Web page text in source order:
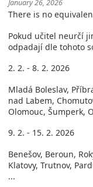
January 26, 2026
There is no
Pokud učitel neurčí
odpadají dle tohoto
2. 2. - 8. 2. 2026
Mladá Boleslav,
nad Labem,
Olomouc, Šumperk,
9. 2. - 15. 2. 2026
Benešov, Beroun,
Klatovy, Trutnov,
...